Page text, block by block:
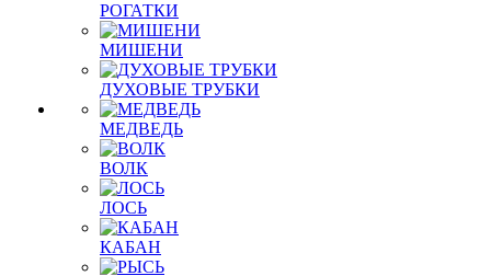
РОГАТКИ
МИШЕНИ
ДУХОВЫЕ ТРУБКИ
МЕДВЕДЬ
ВОЛК
ЛОСЬ
КАБАН